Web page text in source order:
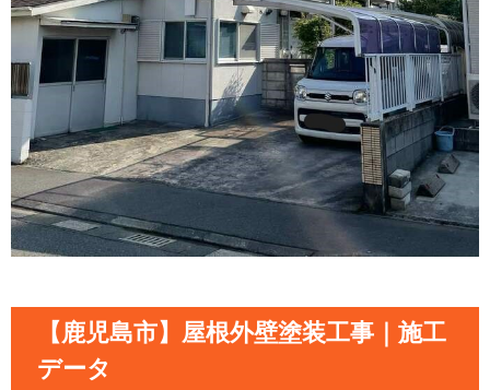
【鹿児島市】屋根外壁塗装工事｜施工
データ